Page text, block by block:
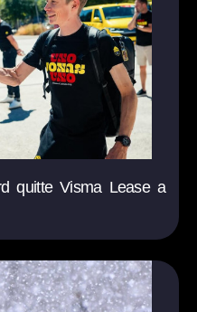
quitte Visma Lease a